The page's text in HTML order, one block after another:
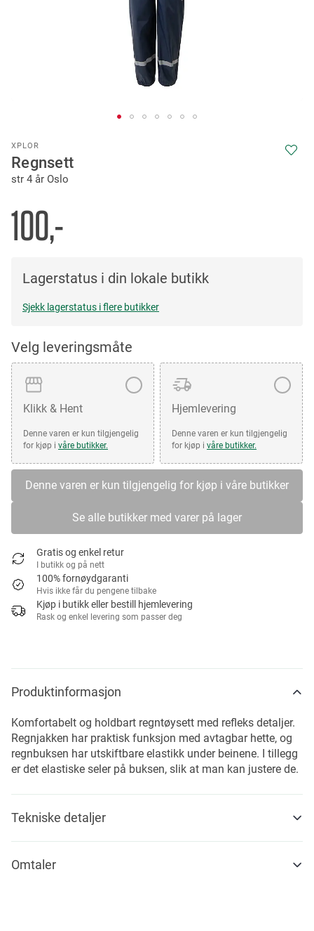
XPLOR
Regnsett
str 4 år Oslo
100,-
Lagerstatus i din lokale butikk
Sjekk lagerstatus i flere butikker
Velg leveringsmåte
Klikk & Hent
Denne varen er kun tilgjengelig
for kjøp i våre butikker.
Hjemlevering
Denne varen er kun tilgjengelig
for kjøp i våre butikker.
Denne varen er kun tilgjengelig for kjøp i våre butikker
Se alle butikker med varer på lager
Gratis og enkel retur
I butikk og på nett
100% fornøydgaranti
Hvis ikke får du pengene tilbake
Kjøp i butikk eller bestill hjemlevering
Rask og enkel levering som passer deg
to
the
beginning
the
gallery
Produktinformasjon
Komfortabelt og holdbart regntøysett med refleks detaljer.
Regnjakken har praktisk funksjon med avtagbar hette, og
regnbuksen har utskiftbare elastikk under beinene. I tillegg
er det elastiske seler på buksen, slik at man kan justere de.
Tekniske detaljer
Omtaler